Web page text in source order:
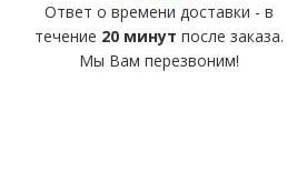
Ответ о времени доставки - в
течение 20 минут после заказа.
Мы Вам перезвоним!